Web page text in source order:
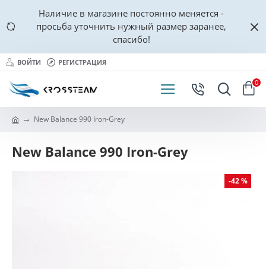
Наличие в магазине постоянно меняется -
просьба уточнить нужный размер заранее,
спасибо!
ВОЙТИ РЕГИСТРАЦИЯ
0
New Balance 990 Iron-Grey
New Balance 990 Iron-Grey
-42 %